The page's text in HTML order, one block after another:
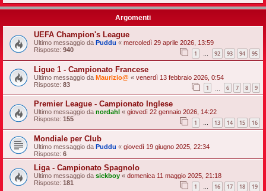
Argomenti
UEFA Champion's League
Ultimo messaggio da Puddu « mercoledì 29 aprile 2026, 13:59
Risposte: 940 1 … 92 93 94 95
Ligue 1 - Campionato Francese
Ultimo messaggio da Maurizio@ « venerdì 13 febbraio 2026, 0:54
Risposte: 83 1 6 7 8 9
Premier League - Campionato Inglese
Ultimo messaggio da nordahl « giovedì 22 gennaio 2026, 14:22
Risposte: 155 1 … 13 14 15 16
Mondiale per Club
Ultimo messaggio da Puddu « giovedì 19 giugno 2025, 22:34
Risposte: 6
Liga - Campionato Spagnolo
Ultimo messaggio da sickboy « domenica 11 maggio 2025, 21:18
Risposte: 181 1 … 16 17 18 19